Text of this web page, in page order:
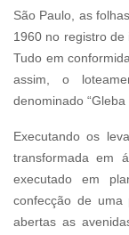
São Paulo, as
1960 no registro de
Tudo em
assim, o
denominado “Gleba
Executando os
transformada em
executado em
confecção de uma
abertas as